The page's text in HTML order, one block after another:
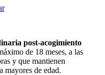
post-acogimiento
de 18 meses, a las
y que mantienen
mayores de edad.